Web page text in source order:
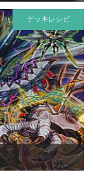
デッキレシピ